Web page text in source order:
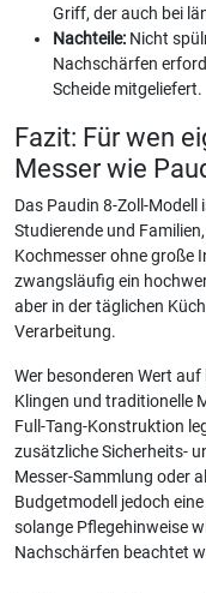
Griff, der auch bei
Nachteile: Nicht
Nachschärfen
Scheide mitgeliefert.
Fazit: Für wen
Messer wie
Das Paudin 8-Zoll-Modell
Studierende und
Kochmesser ohne große
zwangsläufig ein
aber in der täglichen
Verarbeitung.
Wer besonderen Wert
Klingen und traditionelle
Full-Tang-Konstruktion
zusätzliche Sicherheits-
Messer-Sammlung oder
Budgetmodell jedoch
solange Pflegehinweise
Nachschärfen beachtet